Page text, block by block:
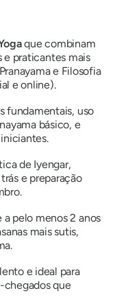
que combinam
e praticantes mais
e Filosofia
e online).
fundamentais, uso
básico, e
de Iyengar,
e preparação
pelo menos 2 anos
mais sutis,
e ideal para
que